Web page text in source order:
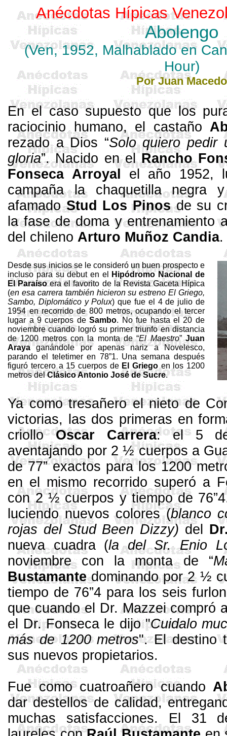
Anécdotas Hípicas
Abolengo
(Ven, 1952, Malhablado en
Hour)
PorJuanMacedo
En el caso supuesto que los
raciocinio humano, el castaño
rezado a Dios “Solo quiero pedir
gloria”. Nacido en elRancho
Fonseca Arroyal
el año 1952,
campaña la chaquetilla negra
afamadoStud Los Pinosde su
la fase de doma y entrenamiento
del chilenoArturo Muñoz Candia.
Desde sus inicios se le consideró un buen prospecto e
incluso para su debut en el
Hipódromo Nacional de
El Paraísoera el favorito de la Revista Gaceta Hípica
(en esa carrera también hicieron su estreno El Griego,
Sambo, Diplomático yPolux) que fue el 4 de julio de
1954 en recorrido de 800 metros, ocupando el tercer
lugar a 9 cuerpos deSambo. No fue hasta el 20 de
noviembre cuando logró su primer triunfo en distancia
de1200 metroscon la monta de “El Maestro”Juan
Arayaganándole por apenas nariz a Novelesco,
parando el teletimeren 78”1. Una semana después
figuró tercero a 15 cuerpos de El Griegoen los 1200
metrosdelClásico Antonio José de Sucre.
Ya comotresañeroel nieto de
victorias, las dos primeras en
criolloOscar Carrera: el 5 de
aventajando por 2 ½ cuerpos a
de77”exactos para los1200
en el mismo recorrido superó a
con 2 ½ cuerpos y tiempo de
luciendo nuevos colores (blanco
rojas delStud Been Dizzy)del
nueva cuadra (la del Sr.Enio
noviembre con la monta de “
Bustamantedominando por 2 ½
tiempo de 76”4 para los seis
que cuando el Dr.Mazzeicompró
el Dr. Fonseca le dijo "Cuidalo
más de 1200 metros". El destino
sus nuevos propietarios.
Fue comocuatroañerocuando
dar destellos de calidad,
muchas satisfacciones. El 31